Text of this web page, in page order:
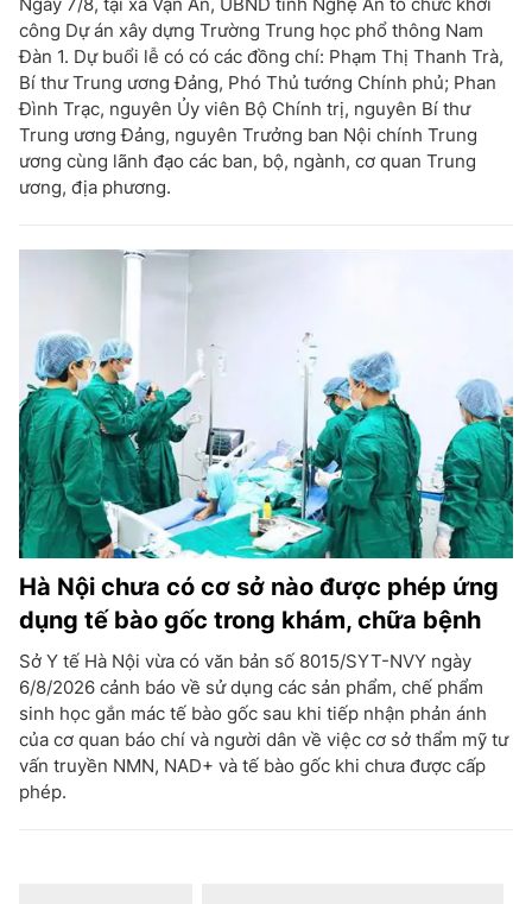
công Dự án xây dựng Trường Trung học phổ thông Nam
Đàn 1. Dự buổi lễ có có các đồng chí: Phạm Thị Thanh Trà,
Bí thư Trung ương Đảng, Phó Thủ tướng Chính phủ; Phan
Đình Trạc, nguyên Ủy viên Bộ Chính trị, nguyên Bí thư
Trung ương Đảng, nguyên Trưởng ban Nội chính Trung
ương cùng lãnh đạo các ban, bộ, ngành, cơ quan Trung
ương, địa phương.
Hà Nội chưa có cơ sở nào được phép ứng
dụng tế bào gốc trong khám, chữa bệnh
Sở Y tế Hà Nội vừa có văn bản số 8015/SYT-NVY ngày
6/8/2026 cảnh báo về sử dụng các sản phẩm, chế phẩm
sinh học gắn mác tế bào gốc sau khi tiếp nhận phản ánh
của cơ quan báo chí và người dân về việc cơ sở thẩm mỹ tư
vấn truyền NMN, NAD+ và tế bào gốc khi chưa được cấp
phép.